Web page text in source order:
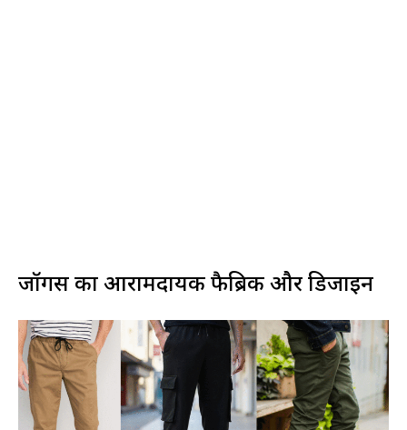
जॉगर्स का आरामदायक फैब्रिक और डिजाइन